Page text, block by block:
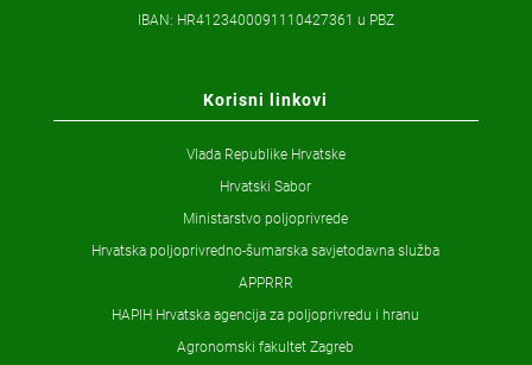
IBAN: HR4123400091110427361 u PBZ
Korisni linkovi
Vlada Republike Hrvatske
Hrvatski Sabor
Ministarstvo poljoprivrede
Hrvatska poljoprivredno-šumarska savjetodavna služba
APPRRR
HAPIH Hrvatska agencija za poljoprivredu i hranu
Agronomski fakultet Zagreb